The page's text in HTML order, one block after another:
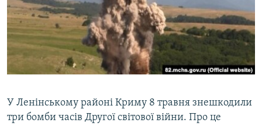
ДЕПОРТАЦІЯ
ВІДЕОУРОКИ «ELIFBE»
СВІДЧЕННЯ ОКУПАЦІЇ
УКРАЇНСЬКА ПРОБЛЕМА КРИМУ
ЯК ОБІЙТИ БЛОКУВАННЯ
Русский
Qırımtatar
У Ленінському районі Криму 8 травня знешкодили
три бомби часів Другої світової війни. Про це